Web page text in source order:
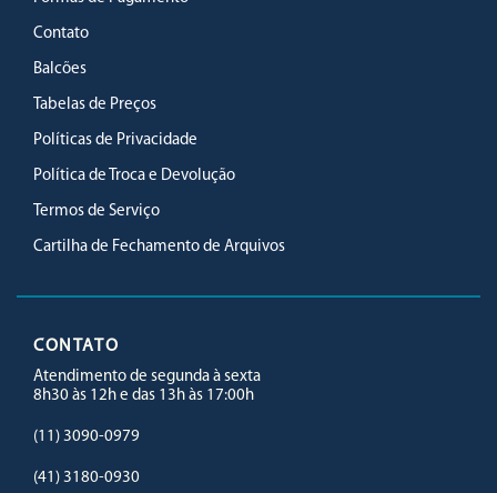
Contato
Balcões
Tabelas de Preços
Políticas de Privacidade
Política de Troca e Devolução
Termos de Serviço
Cartilha de Fechamento de Arquivos
CONTATO
Atendimento de segunda à sexta
8h30 às 12h e das 13h às 17:00h
(11) 3090-0979
(41) 3180-0930